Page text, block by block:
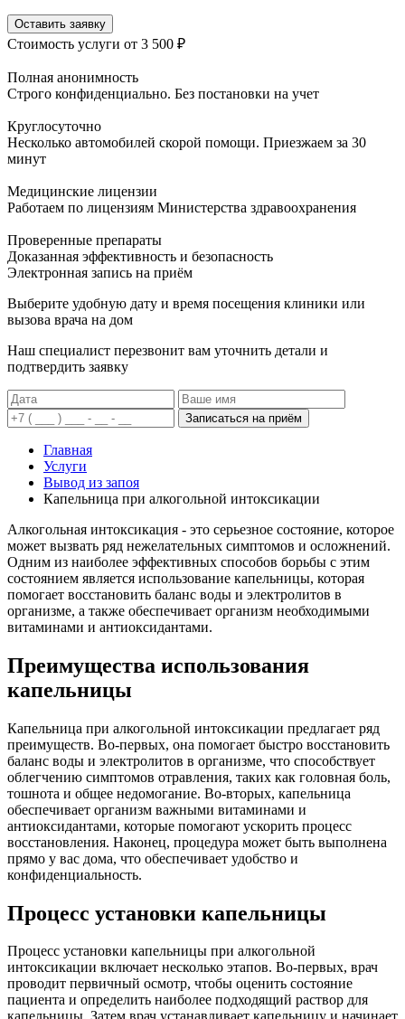
Оставить заявку
Стоимость услуги от 3 500 ₽
Полная анонимность
Строго конфиденциально. Без постановки на учет
Круглосуточно
Несколько автомобилей скорой помощи. Приезжаем за 30
минут
Медицинские лицензии
Работаем по лицензиям Министерства здравоохранения
Проверенные препараты
Доказанная эффективность и безопасность
Электронная запись на приём
Выберите удобную дату и время посещения клиники или
вызова врача на дом
Наш специалист перезвонит вам уточнить детали и
подтвердить заявку
Записаться на приём
Главная
Услуги
Вывод из запоя
Капельница при алкогольной интоксикации
Алкогольная интоксикация - это серьезное состояние, которое
может вызвать ряд нежелательных симптомов и осложнений.
Одним из наиболее эффективных способов борьбы с этим
состоянием является использование капельницы, которая
помогает восстановить баланс воды и электролитов в
организме, а также обеспечивает организм необходимыми
витаминами и антиоксидантами.
Преимущества использования
капельницы
Капельница при алкогольной интоксикации предлагает ряд
преимуществ. Во-первых, она помогает быстро восстановить
баланс воды и электролитов в организме, что способствует
облегчению симптомов отравления, таких как головная боль,
тошнота и общее недомогание. Во-вторых, капельница
обеспечивает организм важными витаминами и
антиоксидантами, которые помогают ускорить процесс
восстановления. Наконец, процедура может быть выполнена
прямо у вас дома, что обеспечивает удобство и
конфиденциальность.
Процесс установки капельницы
Процесс установки капельницы при алкогольной
интоксикации включает несколько этапов. Во-первых, врач
проводит первичный осмотр, чтобы оценить состояние
пациента и определить наиболее подходящий раствор для